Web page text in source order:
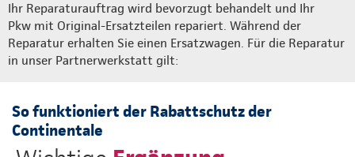
Ihr Reparaturauftrag wird bevorzugt behandelt und Ihr
Pkw mit Original-Ersatzteilen repariert. Während der
Reparatur erhalten Sie einen Ersatzwagen. Für die Reparatur
in unser Partnerwerkstatt gilt:
So funktioniert der Rabattschutz der
Continentale